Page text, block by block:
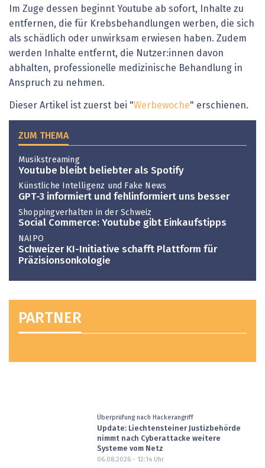
Im Zuge dessen beginnt Youtube ab sofort, Inhalte zu
entfernen, die für Krebsbehandlungen werben, die sich
als schädlich oder unwirksam erwiesen haben. Zudem
werden Inhalte entfernt, die Nutzer:innen davon
abhalten, professionelle medizinische Behandlung in
Anspruch zu nehmen.
Dieser Artikel ist zuerst bei "Werbewoche" erschienen.
ZUM THEMA
Musikstreaming
Youtube bleibt beliebter als Spotify
Künstliche Intelligenz und Fake News
GPT-3 informiert und fehlinformiert uns besser
Shoppingverhalten in der Schweiz
Social Commerce: Youtube gibt Einkaufstipps
NAIPO
Schweizer KI-Initiative schafft Plattform für
Präzisionsonkologie
PARTNER
Überprüfung nach Hackerangriff
Update: Liechtensteiner Justizbehörde
nimmt nach Cyberattacke weitere
Systeme vom Netz
06.08.2026 - 12:14Uhr